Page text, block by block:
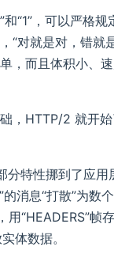
“1”，可以严格
“对就是对，错就
，而且体积小、
，HTTP/2 就开始
分特性挪到了应用
消息“打散”为数
用“HEADERS”帧
体数据。